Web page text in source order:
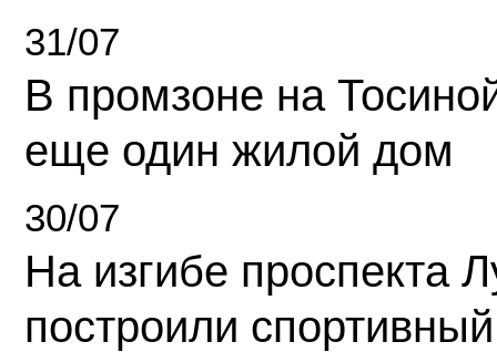
31/07
В промзоне на
еще один жилой дом
30/07
На изгибе проспекта
построили